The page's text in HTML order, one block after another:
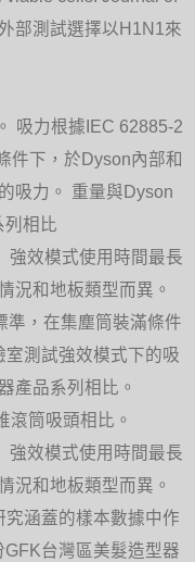
部測試選擇以H1N1來
吸力根據IEC 62885-2
件下，於Dyson內部和
吸力。 重量與Dyson
相比
強效模式使用時間最長
況和地板類型而異。
準，在集塵筒裝滿條件
測試強效模式下的吸
產品系列相比。
筒吸頭相比。
強效模式使用時間最長
況和地板類型而異。
涵蓋的樣本數據中作
台灣區美髮造型器